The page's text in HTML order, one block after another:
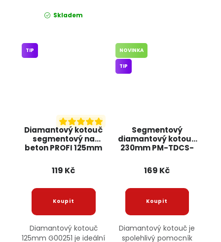
Skladem
Diamantový kotouč
segmentový na
beton PROFI 125mm
TIP
119 Kč
Diamantový kotouč
125mm G00251 je ideální
Segmentový
diamantový kotouč
230mm PM-TDCS-
NOVINKA
TIP
169 Kč
Diamantový kotouč je
spolehlivý pomocník